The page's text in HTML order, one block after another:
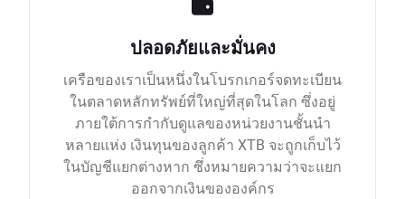
ปลอดภัยและมั่นคง
เครือของเราเป็นหนึ่งในโบรกเกอร์จดทะเบียน
ในตลาดหลักทรัพย์ที่ใหญ่ที่สุดในโลก ซึ่งอยู่
ภายใต้การกำกับดูแลของหน่วยงานชั้นนำ
หลายแห่ง เงินทุนของลูกค้า XTB จะถูกเก็บไว้
ในบัญชีแยกต่างหาก ซึ่งหมายความว่าจะแยก
ออกจากเงินขององค์กร